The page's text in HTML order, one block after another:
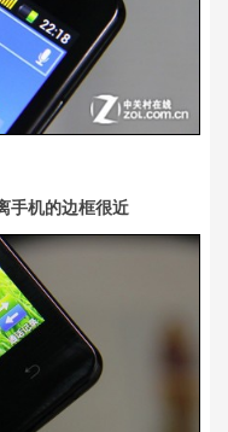
手机的边框很近